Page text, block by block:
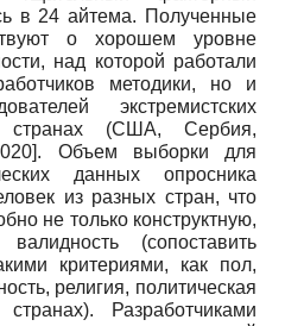
в 24 айтема. Полученные
о хорошем уровне
над которой работали
методики, но и
экстремистских
странах (США, Сербия,
]. Объем выборки для
данных опросника
из разных стран, что
не только конструктную,
(сопоставить
критериями, как пол,
религия, политическая
Разработчиками